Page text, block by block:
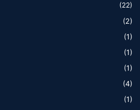
(22)
(2)
(1)
(1)
(1)
(4)
(1)